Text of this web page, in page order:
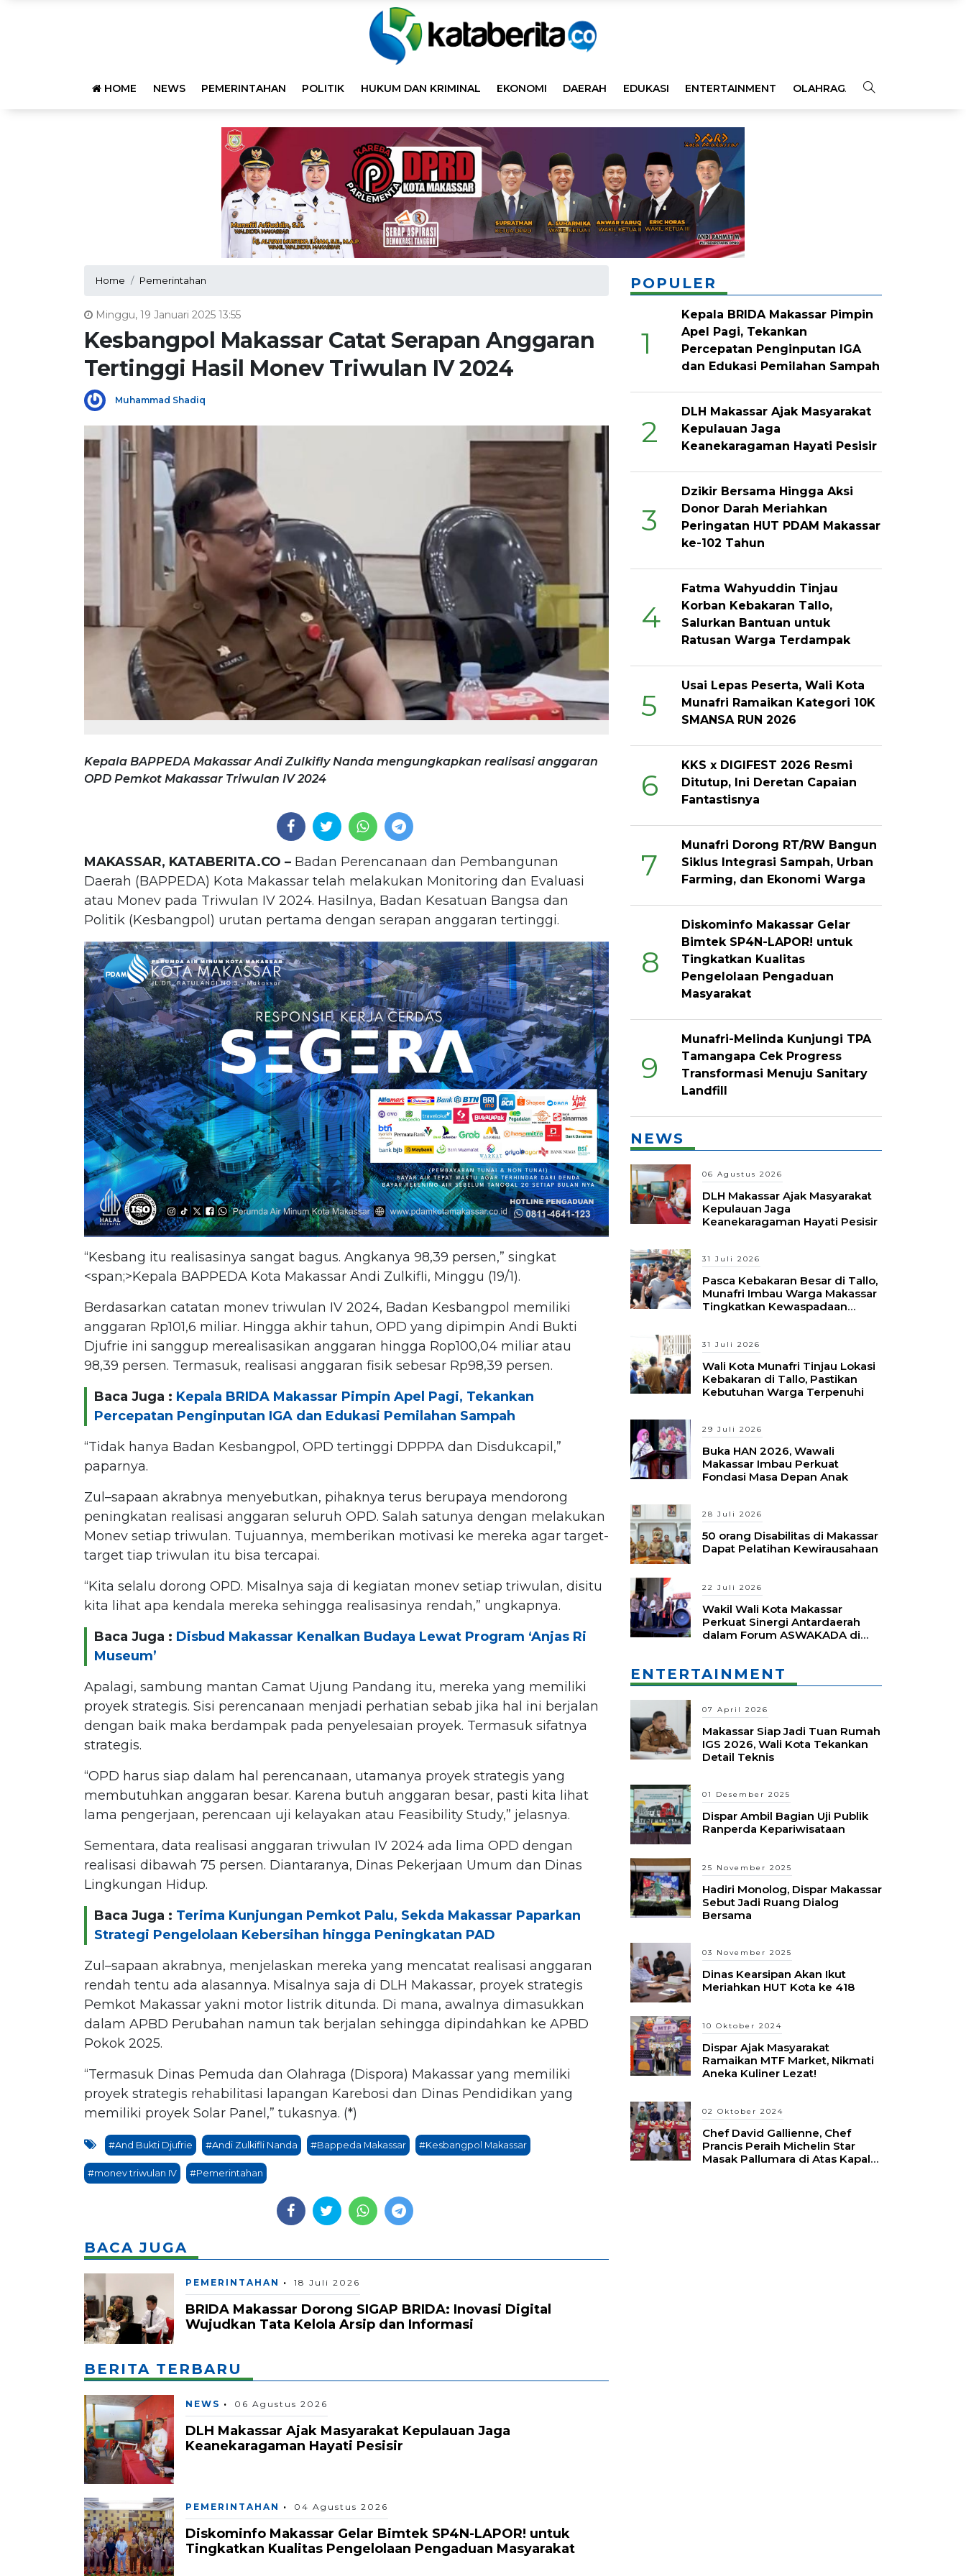
HOME NEWS PEMERINTAHAN POLITIK HUKUM DAN KRIMINAL EKONOMI DAERAH EDUKASI ENTERTAINMENT OLAHRAGA OPINI
Home Pemerintahan
Minggu, 19 Januari 2025 13:55
Kesbangpol Makassar Catat Serapan Anggaran
Tertinggi Hasil Monev Triwulan IV 2024
Muhammad Shadiq
Kepala BAPPEDA Makassar Andi Zulkifly Nanda mengungkapkan realisasi anggaran
OPD Pemkot Makassar Triwulan IV 2024
MAKASSAR, KATABERITA.CO – Badan Perencanaan dan Pembangunan
Daerah (BAPPEDA) Kota Makassar telah melakukan Monitoring dan Evaluasi
atau Monev pada Triwulan IV 2024. Hasilnya, Badan Kesatuan Bangsa dan
Politik (Kesbangpol) urutan pertama dengan serapan anggaran tertinggi.
“Kesbang itu realisasinya sangat bagus. Angkanya 98,39 persen,” singkat
<span;>Kepala BAPPEDA Kota Makassar Andi Zulkifli, Minggu (19/1).
Berdasarkan catatan monev triwulan IV 2024, Badan Kesbangpol memiliki
anggaran Rp101,6 miliar. Hingga akhir tahun, OPD yang dipimpin Andi Bukti
Djufrie ini sanggup merealisasikan anggaran hingga Rop100,04 miliar atau
98,39 persen. Termasuk, realisasi anggaran fisik sebesar Rp98,39 persen.
Baca Juga : Kepala BRIDA Makassar Pimpin Apel Pagi, Tekankan
Percepatan Penginputan IGA dan Edukasi Pemilahan Sampah
“Tidak hanya Badan Kesbangpol, OPD tertinggi DPPPA dan Disdukcapil,”
paparnya.
Zul–sapaan akrabnya menyebutkan, pihaknya terus berupaya mendorong
peningkatan realisasi anggaran seluruh OPD. Salah satunya dengan melakukan
Monev setiap triwulan. Tujuannya, memberikan motivasi ke mereka agar target-
target tiap triwulan itu bisa tercapai.
“Kita selalu dorong OPD. Misalnya saja di kegiatan monev setiap triwulan, disitu
kita lihat apa kendala mereka sehingga realisasinya rendah,” ungkapnya.
Baca Juga : Disbud Makassar Kenalkan Budaya Lewat Program ‘Anjas Ri
Museum’
Apalagi, sambung mantan Camat Ujung Pandang itu, mereka yang memiliki
proyek strategis. Sisi perencanaan menjadi perhatian sebab jika hal ini berjalan
dengan baik maka berdampak pada penyelesaian proyek. Termasuk sifatnya
strategis.
“OPD harus siap dalam hal perencanaan, utamanya proyek strategis yang
membutuhkan anggaran besar. Karena butuh anggaran besar, pasti kita lihat
lama pengerjaan, perencaan uji kelayakan atau Feasibility Study,” jelasnya.
Sementara, data realisasi anggaran triwulan IV 2024 ada lima OPD dengan
realisasi dibawah 75 persen. Diantaranya, Dinas Pekerjaan Umum dan Dinas
Lingkungan Hidup.
Baca Juga : Terima Kunjungan Pemkot Palu, Sekda Makassar Paparkan
Strategi Pengelolaan Kebersihan hingga Peningkatan PAD
Zul–sapaan akrabnya, menjelaskan mereka yang mencatat realisasi anggaran
rendah tentu ada alasannya. Misalnya saja di DLH Makassar, proyek strategis
Pemkot Makassar yakni motor listrik ditunda. Di mana, awalnya dimasukkan
dalam APBD Perubahan namun tak berjalan sehingga dipindahkan ke APBD
Pokok 2025.
“Termasuk Dinas Pemuda dan Olahraga (Dispora) Makassar yang memiliki
proyek strategis rehabilitasi lapangan Karebosi dan Dinas Pendidikan yang
memiliki proyek Solar Panel,” tukasnya. (*)
#And Bukti Djufrie #Andi Zulkifli Nanda #Bappeda Makassar #Kesbangpol Makassar
#monev triwulan IV #Pemerintahan
BACA JUGA
PEMERINTAHAN 18 Juli 2026
BRIDA Makassar Dorong SIGAP BRIDA: Inovasi Digital
Wujudkan Tata Kelola Arsip dan Informasi
BERITA TERBARU
NEWS 06 Agustus 2026
DLH Makassar Ajak Masyarakat Kepulauan Jaga
Keanekaragaman Hayati Pesisir
PEMERINTAHAN 04 Agustus 2026
Diskominfo Makassar Gelar Bimtek SP4N-LAPOR! untuk
Tingkatkan Kualitas Pengelolaan Pengaduan Masyarakat
POPULER
1
Kepala BRIDA Makassar Pimpin
Apel Pagi, Tekankan
Percepatan Penginputan IGA
dan Edukasi Pemilahan Sampah
2
DLH Makassar Ajak Masyarakat
Kepulauan Jaga
Keanekaragaman Hayati Pesisir
3
Dzikir Bersama Hingga Aksi
Donor Darah Meriahkan
Peringatan HUT PDAM Makassar
ke-102 Tahun
4
Fatma Wahyuddin Tinjau
Korban Kebakaran Tallo,
Salurkan Bantuan untuk
Ratusan Warga Terdampak
5
Usai Lepas Peserta, Wali Kota
Munafri Ramaikan Kategori 10K
SMANSA RUN 2026
6
KKS x DIGIFEST 2026 Resmi
Ditutup, Ini Deretan Capaian
Fantastisnya
7
Munafri Dorong RT/RW Bangun
Siklus Integrasi Sampah, Urban
Farming, dan Ekonomi Warga
8
Diskominfo Makassar Gelar
Bimtek SP4N-LAPOR! untuk
Tingkatkan Kualitas
Pengelolaan Pengaduan
Masyarakat
9
Munafri-Melinda Kunjungi TPA
Tamangapa Cek Progress
Transformasi Menuju Sanitary
Landfill
NEWS
06 Agustus 2026
DLH Makassar Ajak Masyarakat
Kepulauan Jaga
Keanekaragaman Hayati Pesisir
31 Juli 2026
Pasca Kebakaran Besar di Tallo,
Munafri Imbau Warga Makassar
Tingkatkan Kewaspadaan
31 Juli 2026
Wali Kota Munafri Tinjau Lokasi
Kebakaran di Tallo, Pastikan
Kebutuhan Warga Terpenuhi
29 Juli 2026
Buka HAN 2026, Wawali
Makassar Imbau Perkuat
Fondasi Masa Depan Anak
28 Juli 2026
50 orang Disabilitas di Makassar
Dapat Pelatihan Kewirausahaan
22 Juli 2026
Wakil Wali Kota Makassar
Perkuat Sinergi Antardaerah
dalam Forum ASWAKADA di
ENTERTAINMENT
07 April 2026
Makassar Siap Jadi Tuan Rumah
IGS 2026, Wali Kota Tekankan
Detail Teknis
01 Desember 2025
Dispar Ambil Bagian Uji Publik
Ranperda Kepariwisataan
25 November 2025
Hadiri Monolog, Dispar Makassar
Sebut Jadi Ruang Dialog
Bersama
03 November 2025
Dinas Kearsipan Akan Ikut
Meriahkan HUT Kota ke 418
10 Oktober 2024
Dispar Ajak Masyarakat
Ramaikan MTF Market, Nikmati
Aneka Kuliner Lezat!
02 Oktober 2024
Chef David Gallienne, Chef
Prancis Peraih Michelin Star
Masak Pallumara di Atas Kapal